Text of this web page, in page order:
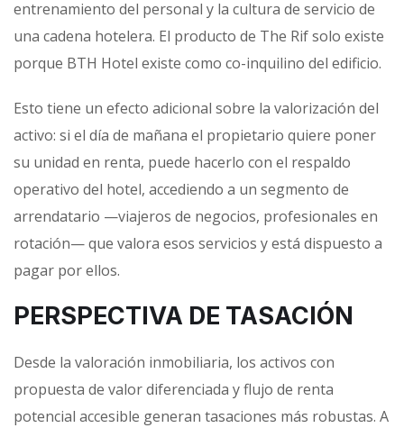
entrenamiento del personal y la cultura de servicio de
una cadena hotelera. El producto de The Rif solo existe
porque BTH Hotel existe como co-inquilino del edificio.
Esto tiene un efecto adicional sobre la valorización del
activo: si el día de mañana el propietario quiere poner
su unidad en renta, puede hacerlo con el respaldo
operativo del hotel, accediendo a un segmento de
arrendatario —viajeros de negocios, profesionales en
rotación— que valora esos servicios y está dispuesto a
pagar por ellos.
PERSPECTIVA DE TASACIÓN
Desde la valoración inmobiliaria, los activos con
propuesta de valor diferenciada y flujo de renta
potencial accesible generan tasaciones más robustas. A